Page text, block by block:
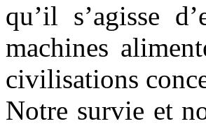
qu’il s’agisse
machines
civilisations
Notre survie et